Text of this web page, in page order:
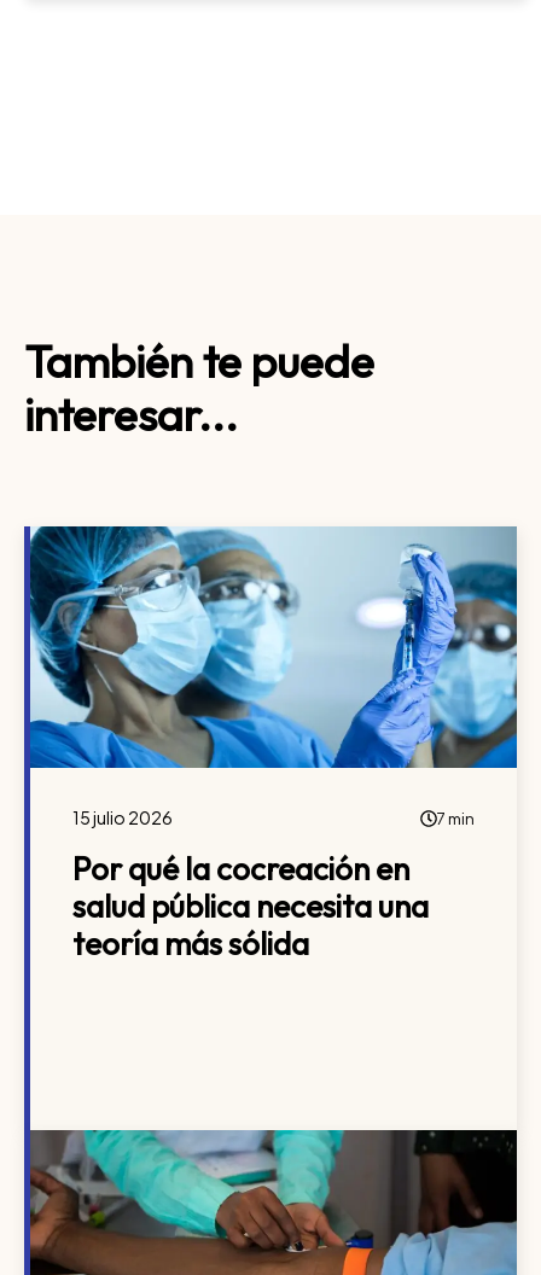
También te puede
interesar...
15 julio 2026 7 min
Por qué la cocreación en
salud pública necesita una
teoría más sólida